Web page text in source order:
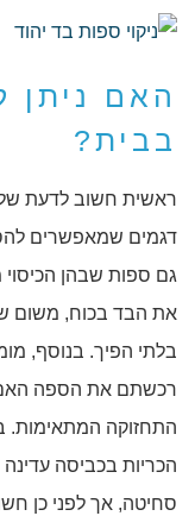
האם ניתן
בבית?
ראשית חשוב לדעת
דגמים שמאפשרים
גם ספות שבהן
את הבד בכוח, משום
בלתי הפיך. בנוסף,
רכשתם את הספה האם
התחזוקה המתאימות.
הכריות בכביסה
סחיטה, אך לפני כן